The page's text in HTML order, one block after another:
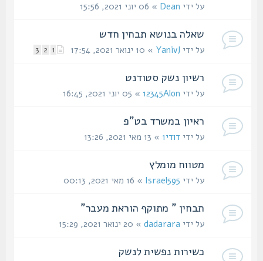
על ידיDean» 06 יוני 2021, 15:56
שאלה בנושא תבחין חדש
1
2
3 על ידיYanivJ» 10 ינואר 2021, 17:54
רשיון נשק סטודנט
על ידי12345Alon» 05 יוני 2021, 16:45
ראיון במשרד בט"פ
על ידידודי1 » 13 מאי 2021, 13:26
מטווח מומלץ
על ידיIsrael595» 16 מאי 2021, 00:13
תבחין " מתוקף הוראת מעבר"
על ידיdadarara» 20 ינואר 2021, 15:29
כשירות נפשית לנשק